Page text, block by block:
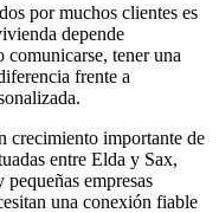
por muchos clientes es
depende
comunicarse, tener una
frente a
crecimiento importante de
entre Elda y Sax,
empresas
una conexión fiable